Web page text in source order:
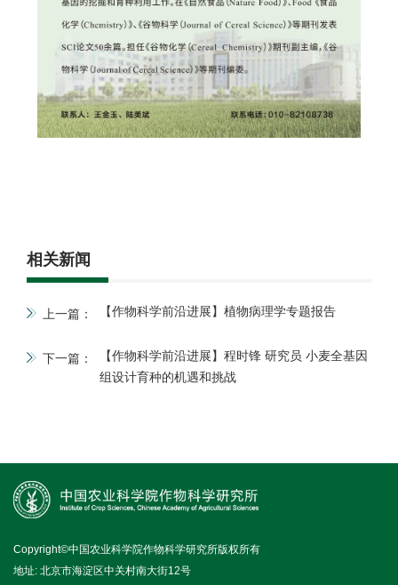
相关新闻
上一篇： 【作物科学前沿进展】植物病理学专题报告
下一篇：
【作物科学前沿进展】程时锋 研究员 小麦全基因
组设计育种的机遇和挑战
Copyright©中国农业科学院作物科学研究所版权所有
地址: 北京市海淀区中关村南大街12号